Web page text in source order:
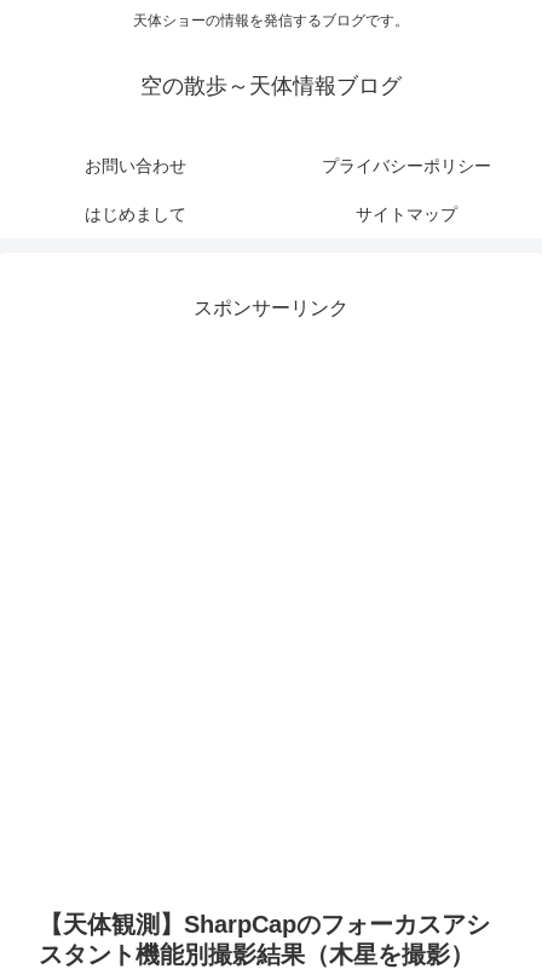
天体ショーの情報を発信するブログです。
空の散歩～天体情報ブログ
お問い合わせ プライバシーポリシー
はじめまして サイトマップ
スポンサーリンク
【天体観測】SharpCapのフォーカスアシ
スタント機能別撮影結果（木星を撮影）